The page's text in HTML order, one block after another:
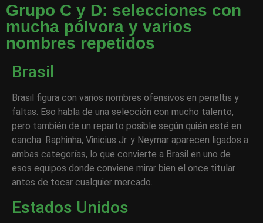
Grupo C y D: selecciones con
mucha pólvora y varios
nombres repetidos
Brasil
Brasil figura con varios nombres ofensivos en penaltis y
faltas. Eso habla de una selección con mucho talento,
pero también de un reparto posible según quién esté en
cancha. Raphinha, Vinicius Jr. y Neymar aparecen ligados a
ambas categorías, lo que convierte a Brasil en uno de
esos equipos donde conviene mirar bien el once titular
antes de tocar cualquier mercado.
Estados Unidos